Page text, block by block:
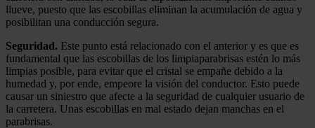
llueve, puesto que las escobillas eliminan la acumulación de agua y
posibilitan una conducción segura.
Seguridad. Este punto está relacionado con el anterior y es qu​e es
fundamental que las escobillas de los limpiaparabrisas estén lo más
limpias posible, para evitar que el cristal se empañe debido a la
humedad y, por ende, empeore la visión del conductor. Esto puede
causar un siniestro que afecte a la seguridad de cualquier usuario de
la carretera. Unas escobillas en mal estado dejan manchas en el
parabrisas.